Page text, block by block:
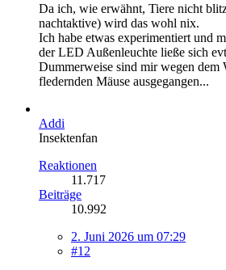
Da ich, wie erwähnt, Tiere nicht
nachtaktive) wird das wohl nix.
Ich habe etwas experimentiert und
der LED Außenleuchte ließe sich
Dummerweise sind mir wegen dem
fledernden Mäuse ausgegangen...
Addi
Insektenfan
Reaktionen
11.717
Beiträge
10.992
2. Juni 2026 um 07:29
#12